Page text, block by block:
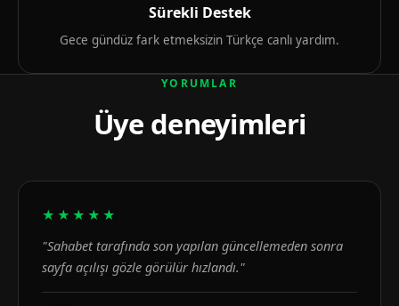
Sürekli Destek
Gece gündüz fark etmeksizin Türkçe canlı yardım.
YORUMLAR
Üye deneyimleri
★★★★★
"Sahabet tarafında son yapılan güncellemeden sonra
sayfa açılışı gözle görülür hızlandı."